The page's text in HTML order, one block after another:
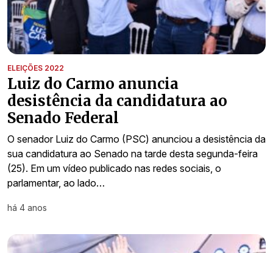
ELEIÇÕES 2022
Luiz do Carmo anuncia
desistência da candidatura ao
Senado Federal
O senador Luiz do Carmo (PSC) anunciou a desistência da
sua candidatura ao Senado na tarde desta segunda-feira
(25). Em um vídeo publicado nas redes sociais, o
parlamentar, ao lado…
há 4 anos